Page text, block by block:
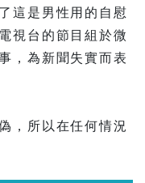
這是男性用的自慰
視台的節目組於微
，為新聞失實而表
，所以在任何情況